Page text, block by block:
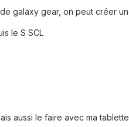
galaxy gear, on peut créer
le S SCL
aussi le faire avec ma